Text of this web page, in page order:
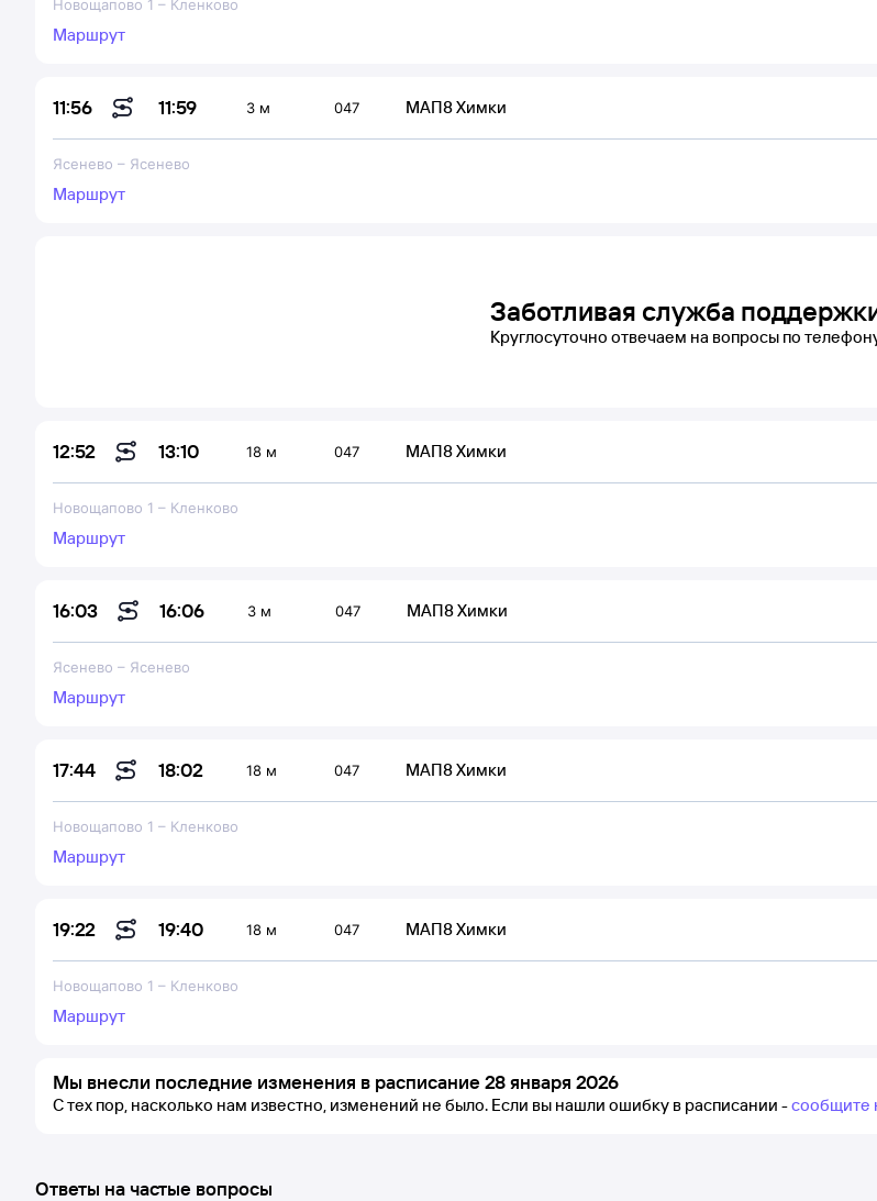
Новощапово 1 – Кленково
Маршрут
11:56 11:59 3 м 047 МАП8 Химки
Ясенево – Ясенево
Маршрут
Заботливая служба
Круглосуточно отвечаем на вопросы по
12:52 13:10 18 м 047 МАП8 Химки
Новощапово 1 – Кленково
Маршрут
16:03 16:06 3 м 047 МАП8 Химки
Ясенево – Ясенево
Маршрут
17:44 18:02 18 м 047 МАП8 Химки
Новощапово 1 – Кленково
Маршрут
19:22 19:40 18 м 047 МАП8 Химки
Новощапово 1 – Кленково
Маршрут
Мы внесли последние изменения в расписание 28 января 2026
С тех пор, насколько нам известно, изменений не было. Если вы нашли ошибку в расписании -сообщите
Ответы на частые вопросы